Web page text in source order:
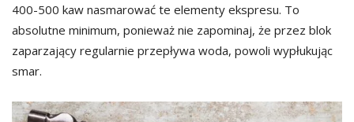
400-500 kaw nasmarować te elementy ekspresu. To
absolutne minimum, ponieważ nie zapominaj, że przez blok
zaparzający regularnie przepływa woda, powoli wypłukując
smar.